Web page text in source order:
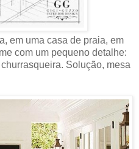
em uma casa de praia, em
com um pequeno detalhe:
Solução, mesa